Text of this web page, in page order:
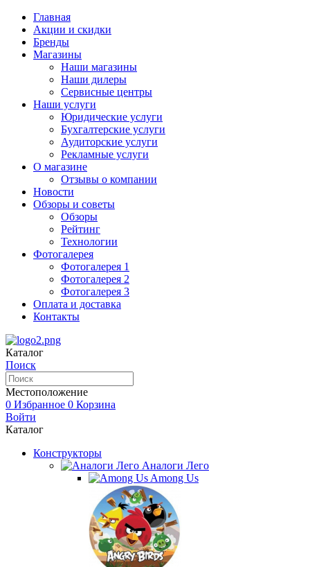
Главная
Акции и скидки
Бренды
Магазины
Наши магазины
Наши дилеры
Сервисные центры
Наши услуги
Юридические услуги
Бухгалтерские услуги
Аудиторские услуги
Рекламные услуги
О магазине
Отзывы о компании
Новости
Обзоры и советы
Обзоры
Рейтинг
Технологии
Фотогалерея
Фотогалерея 1
Фотогалерея 2
Фотогалерея 3
Оплата и доставка
Контакты
Каталог
Поиск
Местоположение
0 Избранное 0 Корзина
Войти
Каталог
Конструкторы
Аналоги Лего
Among Us